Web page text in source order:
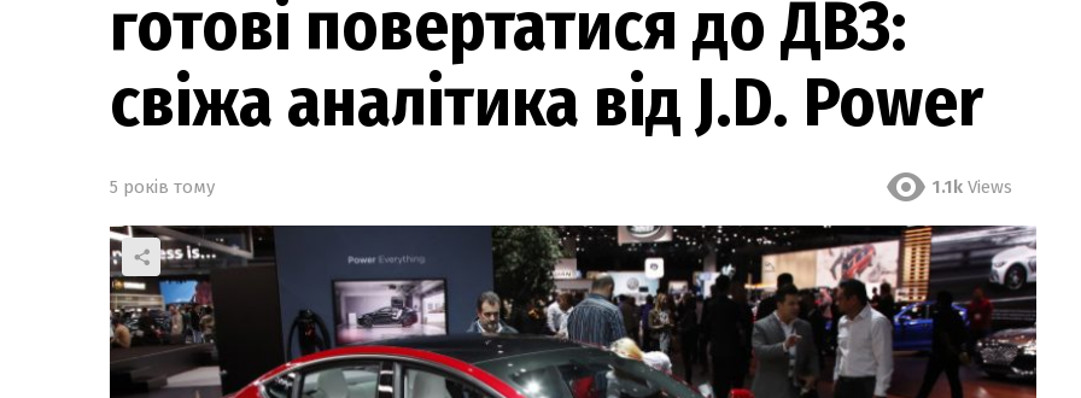
готові повертатися до ДВЗ:
свіжа аналітика від J.D. Power
5 років тому 1.1k Views